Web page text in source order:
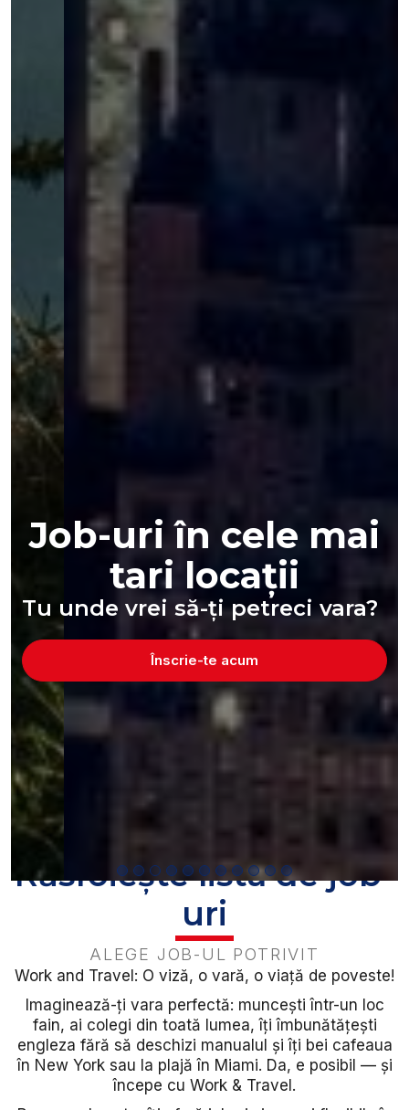
Job-uri în cele mai
tari locații
Tu unde vrei să-ți petreci vara?
Înscrie-te acum
Răsfoiește lista de job-
uri
ALEGE JOB-UL POTRIVIT
Work and Travel: O viză, o vară, o viață de poveste!
Imaginează-ți vara perfectă: muncești într-un loc
fain, ai colegi din toată lumea, îți îmbunătățești
engleza fără să deschizi manualul și îți bei cafeaua
în New York sau la plajă în Miami. Da, e posibil — și
începe cu Work & Travel.